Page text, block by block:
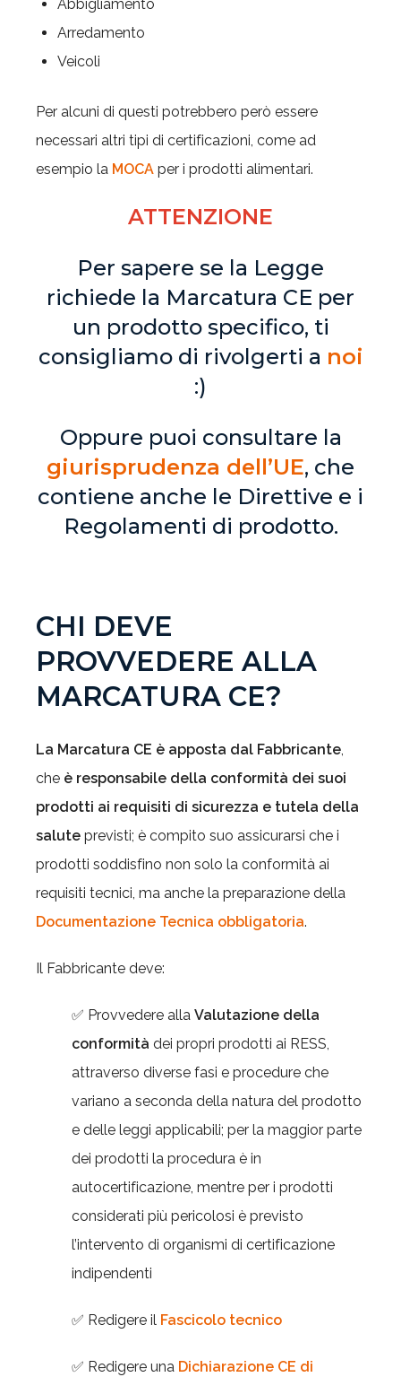
Abbigliamento
Arredamento
Veicoli
Per alcuni di questi potrebbero però essere
necessari altri tipi di certificazioni, come ad
esempio la MOCA per i prodotti alimentari.
ATTENZIONE
Per sapere se la Legge
richiede la Marcatura CE per
un prodotto specifico, ti
consigliamo di rivolgerti a noi
:)
Oppure puoi consultare la
giurisprudenza dell’UE, che
contiene anche le Direttive e i
Regolamenti di prodotto.
CHI DEVE
PROVVEDERE ALLA
MARCATURA CE?
La Marcatura CE è apposta dal Fabbricante,
che è responsabile della conformità dei suoi
prodotti ai requisiti di sicurezza e tutela della
salute previsti; è compito suo assicurarsi che i
prodotti soddisfino non solo la conformità ai
requisiti tecnici, ma anche la preparazione della
Documentazione Tecnica obbligatoria.
Il Fabbricante deve:
✅ Provvedere alla Valutazione della
conformità dei propri prodotti ai RESS,
attraverso diverse fasi e procedure che
variano a seconda della natura del prodotto
e delle leggi applicabili; per la maggior parte
dei prodotti la procedura è in
autocertificazione, mentre per i prodotti
considerati più pericolosi è previsto
l’intervento di organismi di certificazione
indipendenti
✅ Redigere il Fascicolo tecnico
✅ Redigere una Dichiarazione CE di